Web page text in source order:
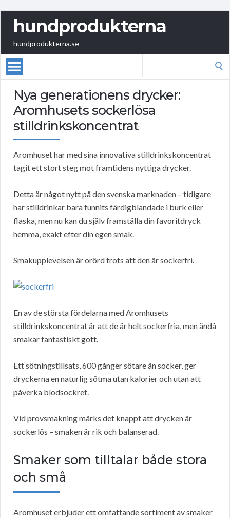
hundprodukterna
hundprodukterna.se
Nya generationens drycker:
Aromhusets sockerlösa
stilldrinkskoncentrat
Aromhuset har med sina innovativa stilldrinkskoncentrat
tagit ett stort steg mot framtidens nyttiga drycker.
Detta är något nytt på den svenska marknaden – tidigare
har stilldrinkar bara funnits färdigblandade i burk eller
flaska, men nu kan du själv framställa din favoritdryck
hemma, exakt efter din egen smak.
Smakupplevelsen är orörd trots att den är sockerfri.
En av de största fördelarna med Aromhusets
stilldrinkskoncentrat är att de är helt sockerfria, men ändå
smakar fantastiskt gott.
Ett sötningstillsats, 600 gånger sötare än socker, ger
dryckerna en naturlig sötma utan kalorier och utan att
påverka blodsockret.
Vid provsmakning märks det knappt att drycken är
sockerlös – smaken är rik och balanserad.
Smaker som tilltalar både stora
och små
Aromhuset erbjuder ett omfattande sortiment av smaker